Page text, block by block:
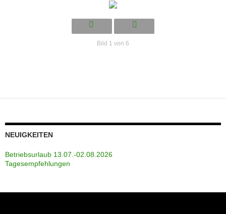
Bild 1 von 6
NEUIGKEITEN
Betriebsurlaub 13.07.-02.08.2026
Tagesempfehlungen